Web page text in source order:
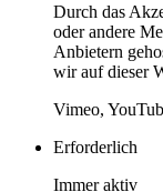
Durch das
oder andere
Anbietern
wir auf dieser
Vimeo,
Erforderlich
Immer aktiv